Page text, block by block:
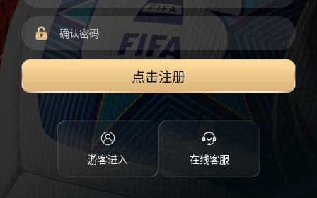
点击注册
游客进入 在线客服